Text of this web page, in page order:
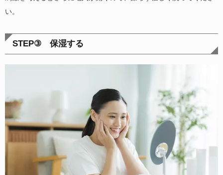
い。
STEP③ 保湿する